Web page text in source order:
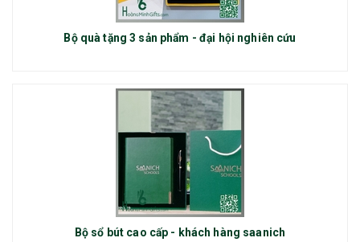
Bộ quà tặng 3 sản phẩm - đại hội nghiên cứu
Bộ sổ bút cao cấp - khách hàng saanich